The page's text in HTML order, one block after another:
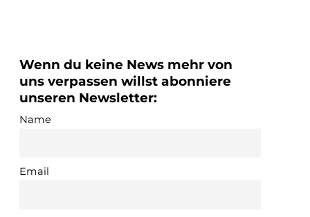
Wenn du keine News mehr von
uns verpassen willst abonniere
unseren Newsletter:
Name
Email